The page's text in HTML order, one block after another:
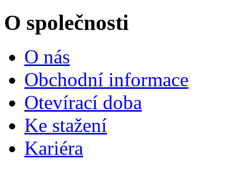
O společnosti
O nás
Obchodní informace
Otevírací doba
Ke stažení
Kariéra